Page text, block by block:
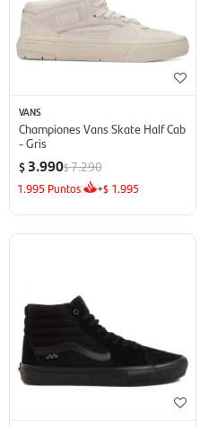
VANS
Championes Vans Skate Half Cab
- Gris
$ 3.990$7.290
1.995 Puntos +$ 1.995